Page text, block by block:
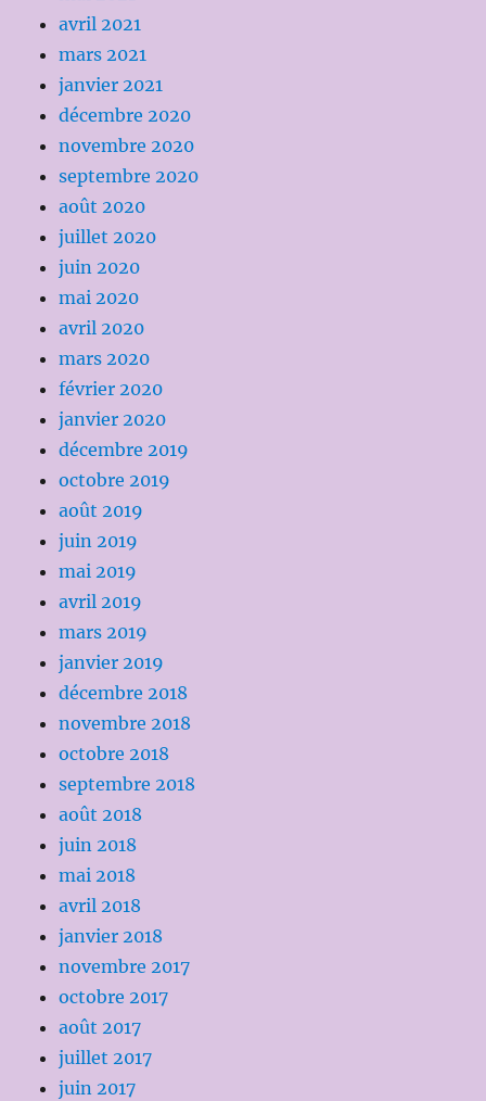
avril 2021
mars 2021
janvier 2021
décembre 2020
novembre 2020
septembre 2020
août 2020
juillet 2020
juin 2020
mai 2020
avril 2020
mars 2020
février 2020
janvier 2020
décembre 2019
octobre 2019
août 2019
juin 2019
mai 2019
avril 2019
mars 2019
janvier 2019
décembre 2018
novembre 2018
octobre 2018
septembre 2018
août 2018
juin 2018
mai 2018
avril 2018
janvier 2018
novembre 2017
octobre 2017
août 2017
juillet 2017
juin 2017